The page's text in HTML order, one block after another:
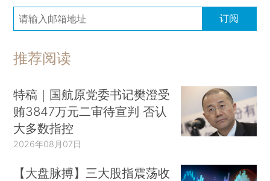
订阅
推荐阅读
特稿｜国航原党委书记樊澄受
贿3847万元二审待宣判 否认
大多数指控
2026年08月07日
【大盘脉搏】三大股指震荡收